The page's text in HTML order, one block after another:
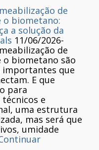
de
o biometano:
a solução da
11/06/2026-
de
o biometano são
importantes que
E que
para
e
uma estrutura
mas será que
umidade